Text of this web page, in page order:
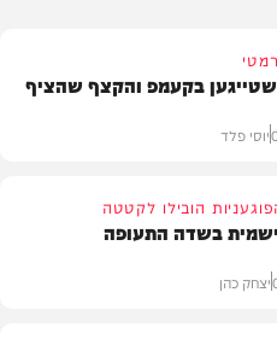
בקעמפ והקצף שהציף
יוסי פלד
הובילו לקטטה
בשדה התעופה
יצחק כהן